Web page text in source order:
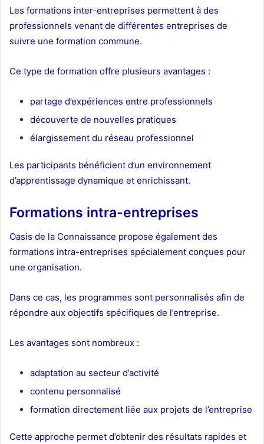
Les formations inter-entreprises permettent à des
professionnels venant de différentes entreprises de
suivre une formation commune.
Ce type de formation offre plusieurs avantages :
partage d’expériences entre professionnels
découverte de nouvelles pratiques
élargissement du réseau professionnel
Les participants bénéficient d’un environnement
d’apprentissage dynamique et enrichissant.
Formations intra-entreprises
Oasis de la Connaissance propose également des
formations intra-entreprises spécialement conçues pour
une organisation.
Dans ce cas, les programmes sont personnalisés afin de
répondre aux objectifs spécifiques de l’entreprise.
Les avantages sont nombreux :
adaptation au secteur d’activité
contenu personnalisé
formation directement liée aux projets de l’entreprise
Cette approche permet d’obtenir des résultats rapides et